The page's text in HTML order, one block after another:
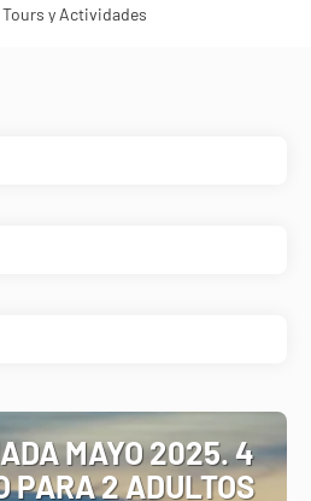
Tours y Actividades
MAYO 2025. 4
PARA 2 ADULTOS